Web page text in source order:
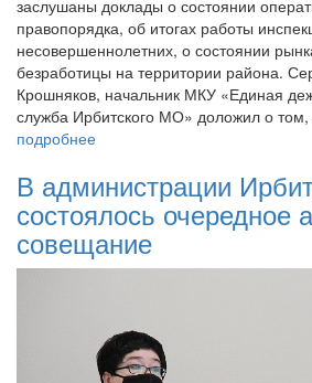
заслушаны доклады о состоянии
правопорядка, об итогах работы
несовершеннолетних, о состоянии
безработицы на территории района.
Крошняков, начальник МКУ «Единая
служба Ирбитского МО» доложил о
подробнее
В администрации
состоялось очередное
совещание